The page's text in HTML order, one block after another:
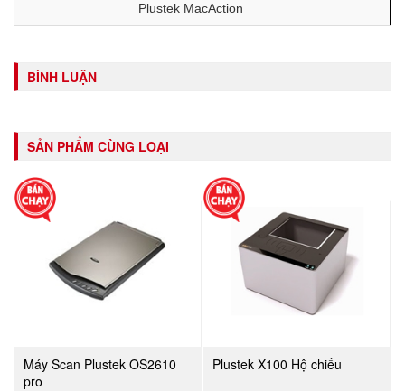
Plustek MacAction
BÌNH LUẬN
SẢN PHẨM CÙNG LOẠI
Máy Scan Plustek OS2610
pro
Plustek X100 Hộ chiếu